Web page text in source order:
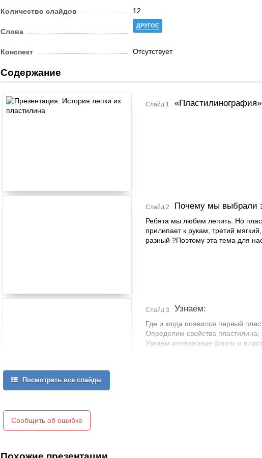
Количество слайдов 12
Слова
ДРУГОЕ
Конспект Отсутствует
Содержание
Слайд 1 «Пластилинография»
Слайд 2 Почему мы выбрали
Ребята мы любим лепить. Но
прилипает к рукам, третий
разный ?Поэтому эта тема для
Слайд 3 Узнаем:
Где и когда появился первый
Определим свойства пластилина;
Узнаем интересные факты о
Посмотреть все слайды
Сообщить об ошибке